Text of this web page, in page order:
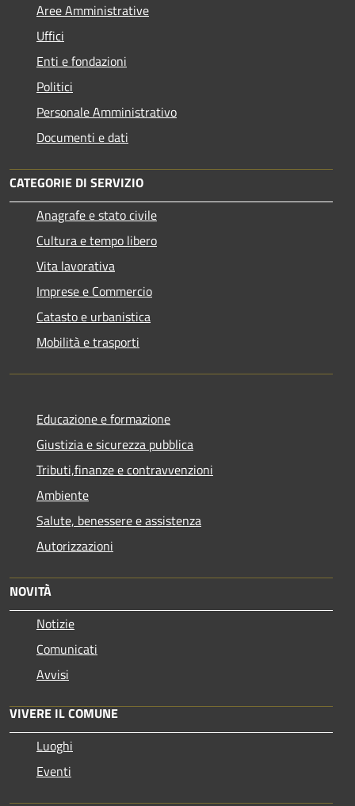
Aree Amministrative
Uffici
Enti e fondazioni
Politici
Personale Amministrativo
Documenti e dati
CATEGORIE DI SERVIZIO
Anagrafe e stato civile
Cultura e tempo libero
Vita lavorativa
Imprese e Commercio
Catasto e urbanistica
Mobilità e trasporti
Educazione e formazione
Giustizia e sicurezza pubblica
Tributi,finanze e contravvenzioni
Ambiente
Salute, benessere e assistenza
Autorizzazioni
NOVITÀ
Notizie
Comunicati
Avvisi
VIVERE IL COMUNE
Luoghi
Eventi